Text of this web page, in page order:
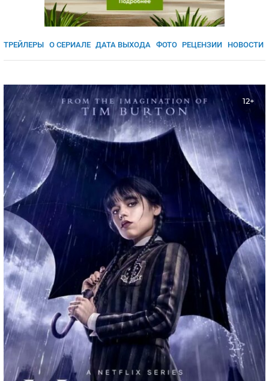
МЕЛОДРАМЫ
ИСПАНИЯ
ФРАНЦИЯ
СВЕТСКИЕ НОВОСТИ
ТРЕЙЛЕРЫ О СЕРИАЛЕ ДАТА ВЫХОДА ФОТО РЕЦЕНЗИИ НОВОСТИ
12+